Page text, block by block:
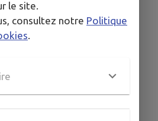
le site.
consultez notre Politique
.